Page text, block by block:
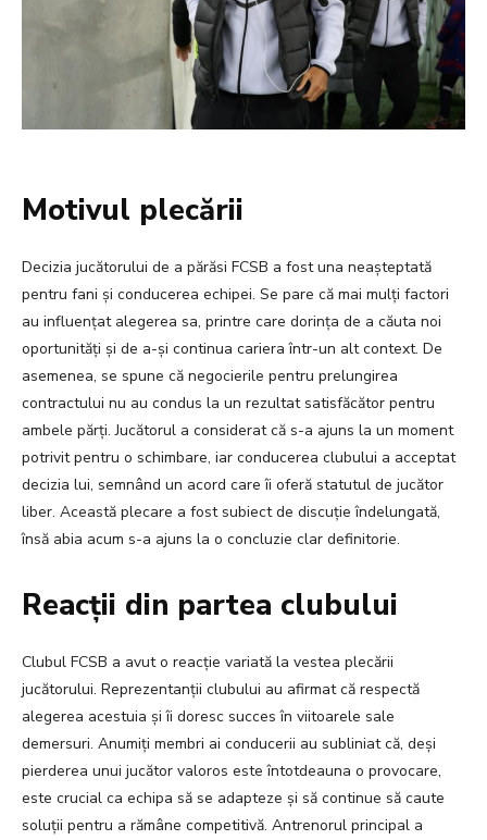
Motivul plecării
Decizia jucătorului de a părăsi FCSB a fost una neașteptată
pentru fani și conducerea echipei. Se pare că mai mulți factori
au influențat alegerea sa, printre care dorința de a căuta noi
oportunități și de a-și continua cariera într-un alt context. De
asemenea, se spune că negocierile pentru prelungirea
contractului nu au condus la un rezultat satisfăcător pentru
ambele părți. Jucătorul a considerat că s-a ajuns la un moment
potrivit pentru o schimbare, iar conducerea clubului a acceptat
decizia lui, semnând un acord care îi oferă statutul de jucător
liber. Această plecare a fost subiect de discuție îndelungată,
însă abia acum s-a ajuns la o concluzie clar definitorie.
Reacții din partea clubului
Clubul FCSB a avut o reacție variată la vestea plecării
jucătorului. Reprezentanții clubului au afirmat că respectă
alegerea acestuia și îi doresc succes în viitoarele sale
demersuri. Anumiți membri ai conducerii au subliniat că, deși
pierderea unui jucător valoros este întotdeauna o provocare,
este crucial ca echipa să se adapteze și să continue să caute
soluții pentru a rămâne competitivă. Antrenorul principal a